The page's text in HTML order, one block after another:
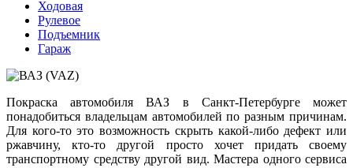
Ходовая
Рулевое
Подъемник
Гараж
Покраска автомобиля ВАЗ в Санкт-Петербурге может
понадобиться владельцам автомобилей по разным причинам.
Для кого-то это возможность скрыть какой-либо дефект или
ржавчину, кто-то другой просто хочет придать своему
транспортному средству другой вид. Мастера одного сервиса